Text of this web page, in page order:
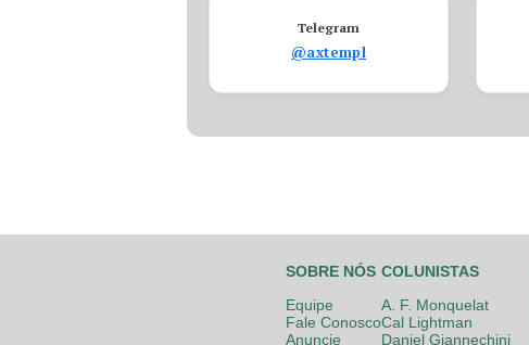
Telegram
@axtempl
SOBRE NÓS
Equipe
Fale Conosco
Anuncie
COLUNISTAS
A. F. Monquelat
Cal Lightman
Daniel Giannechini